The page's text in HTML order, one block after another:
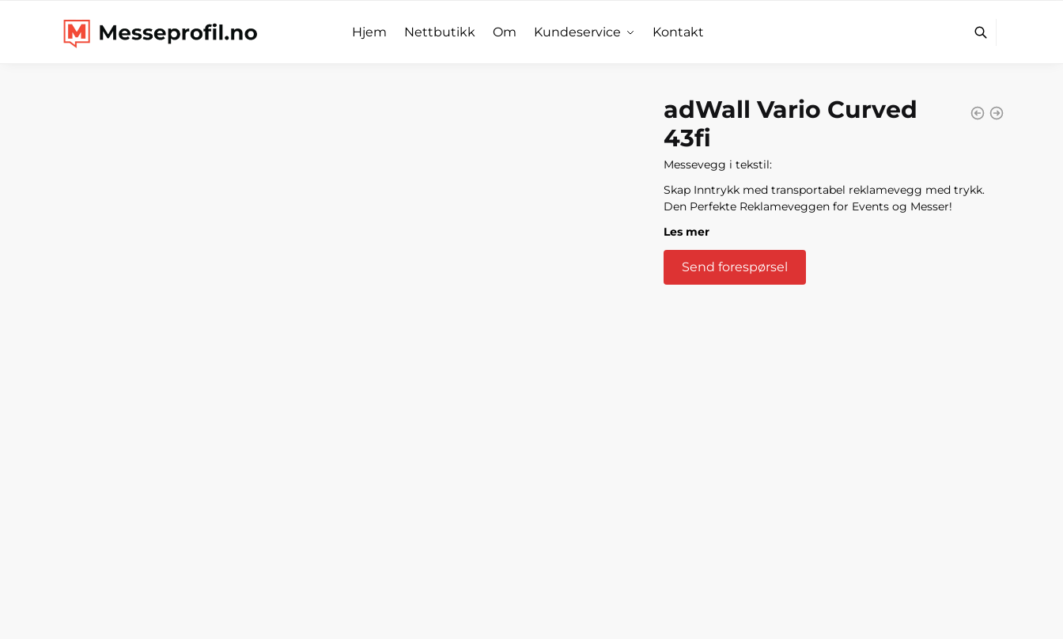
Hjem Nettbutikk Om Kundeservice Kontakt
adWall Vario Curved
43fi
Messevegg i tekstil:
Skap Inntrykk med transportabel reklamevegg med trykk.
Den Perfekte Reklameveggen for Events og Messer!
Les mer
Send forespørsel